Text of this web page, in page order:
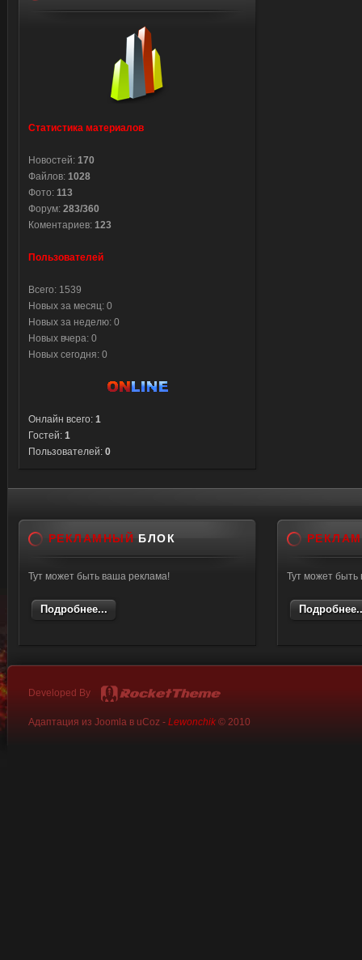
Статистика материалов
Новостей: 170
Файлов: 1028
Фото: 113
Форум: 283/360
Коментариев: 123
Пользователей
Всего: 1539
Новых за месяц: 0
Новых за неделю: 0
Новых вчера: 0
Новых сегодня: 0
Онлайн всего: 1
Гостей: 1
Пользователей: 0
РЕКЛАМНЫЙ БЛОК
Тут может быть ваша реклама!
Подробнее...
Тут может
Developed By
Адаптация из Joomla в uCoz - Lewonchik© 2010